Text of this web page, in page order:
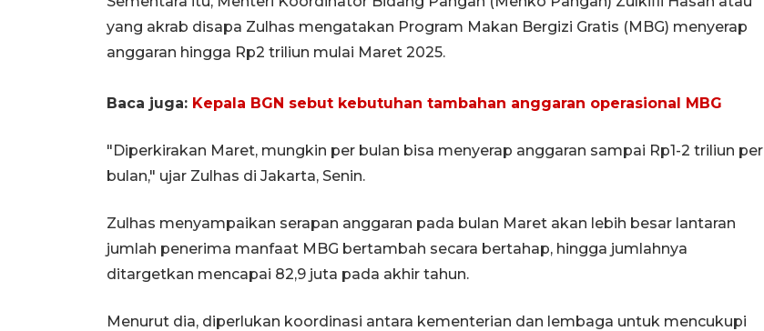
yang akrab disapa Zulhas mengatakan Program Makan Bergizi Gratis (MBG) menyerap
anggaran hingga Rp2 triliun mulai Maret 2025.
Baca juga: Kepala BGN sebut kebutuhan tambahan anggaran operasional MBG
"Diperkirakan Maret, mungkin per bulan bisa menyerap anggaran sampai Rp1-2 triliun per
bulan," ujar Zulhas di Jakarta, Senin.
Zulhas menyampaikan serapan anggaran pada bulan Maret akan lebih besar lantaran
jumlah penerima manfaat MBG bertambah secara bertahap, hingga jumlahnya
ditargetkan mencapai 82,9 juta pada akhir tahun.
Menurut dia, diperlukan koordinasi antara kementerian dan lembaga untuk mencukupi